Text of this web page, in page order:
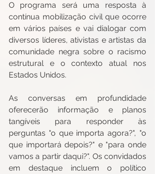
O programa será uma resposta à
contínua mobilização civil que ocorre
em vários países e vai dialogar com
diversos líderes, ativistas e artistas da
comunidade negra sobre o racismo
estrutural e o contexto atual nos
Estados Unidos.
As conversas em profundidade
oferecerão informação e planos
tangíveis para responder às
perguntas "o que importa agora?", "o
que importará depois?" e "para onde
vamos a partir daqui?". Os convidados
em destaque incluem o político